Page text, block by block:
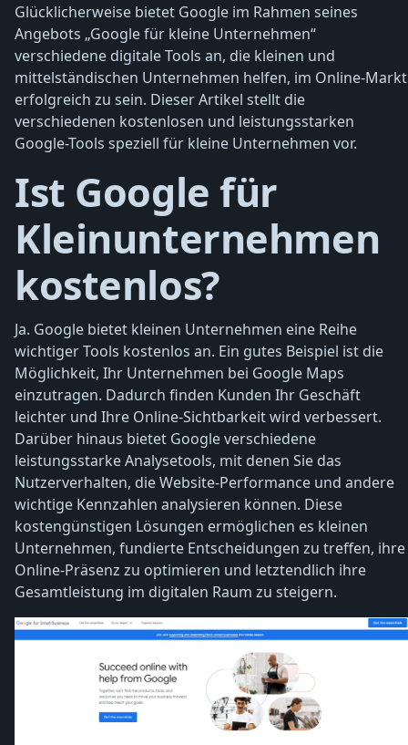
Glücklicherweise bietet Google im Rahmen seines
Angebots „Google für kleine Unternehmen“
verschiedene digitale Tools an, die kleinen und
mittelständischen Unternehmen helfen, im Online-Markt
erfolgreich zu sein. Dieser Artikel stellt die
verschiedenen kostenlosen und leistungsstarken
Google-Tools speziell für kleine Unternehmen vor.
Ist Google für
Kleinunternehmen
kostenlos?
Ja. Google bietet kleinen Unternehmen eine Reihe
wichtiger Tools kostenlos an. Ein gutes Beispiel ist die
Möglichkeit, Ihr Unternehmen bei Google Maps
einzutragen. Dadurch finden Kunden Ihr Geschäft
leichter und Ihre Online-Sichtbarkeit wird verbessert.
Darüber hinaus bietet Google verschiedene
leistungsstarke Analysetools, mit denen Sie das
Nutzerverhalten, die Website-Performance und andere
wichtige Kennzahlen analysieren können. Diese
kostengünstigen Lösungen ermöglichen es kleinen
Unternehmen, fundierte Entscheidungen zu treffen, ihre
Online-Präsenz zu optimieren und letztendlich ihre
Gesamtleistung im digitalen Raum zu steigern.